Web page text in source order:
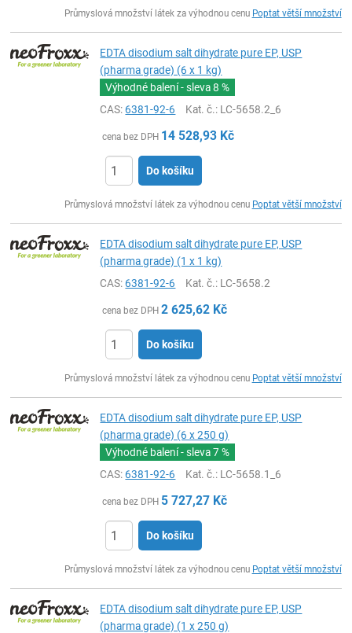
Průmyslová množství látek za výhodnou cenu Poptat větší množství
EDTA disodium salt dihydrate pure EP, USP
(pharma grade) (6 x 1 kg)
Výhodné balení - sleva8 %
CAS:6381-92-6 Kat. č.: LC-5658.2_6
cena bez DPH 14 528,93 Kč
Do košíku
Průmyslová množství látek za výhodnou cenu Poptat větší množství
EDTA disodium salt dihydrate pure EP, USP
(pharma grade) (1 x 1 kg)
CAS:6381-92-6 Kat. č.: LC-5658.2
cena bez DPH 2 625,62 Kč
Do košíku
Průmyslová množství látek za výhodnou cenu Poptat větší množství
EDTA disodium salt dihydrate pure EP, USP
(pharma grade) (6 x 250 g)
Výhodné balení - sleva7 %
CAS:6381-92-6 Kat. č.: LC-5658.1_6
cena bez DPH 5 727,27 Kč
Do košíku
Průmyslová množství látek za výhodnou cenu Poptat větší množství
EDTA disodium salt dihydrate pure EP, USP
(pharma grade) (1 x 250 g)